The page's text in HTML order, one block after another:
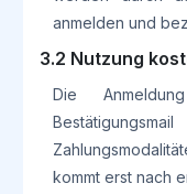
anmelden und
3.2 Nutzung
Die
kommt erst nach